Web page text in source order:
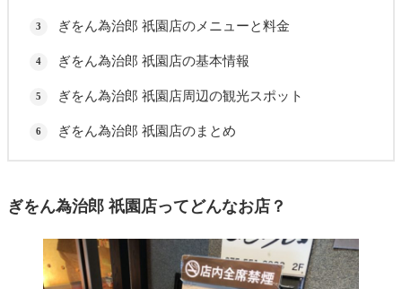
ぎをん為治郎 祇園店のメニューと料金
ぎをん為治郎 祇園店の基本情報
ぎをん為治郎 祇園店周辺の観光スポット
ぎをん為治郎 祇園店のまとめ
ぎをん為治郎 祇園店ってどんなお店？